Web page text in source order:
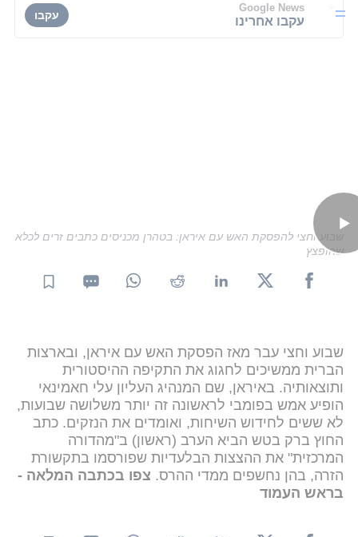
Google News
עקבו אחרינו עקבו
שבוע וחצי להפסקת האש עם איראן: בטהרן מכניסים כתבים זרים לכלא
שהופצץ
שבוע וחצי עבר מאז הפסקת האש עם איראן, ובארצות
הברית ממשיכים לחגוג את התקיפה ההיסטורית
ותוצאותיה. באיראן, שם המנהיג העליון עלי חאמינאי
הופיע אמש בפומבי לראשונה זה יותר משלושה שבועות,
לא ששים לחידוש השיחות, ואומדים את הנזקים. כתב
החוץ ברק בטש הביא הערב (ראשון) ב"מהדורה
המרכזית" את ההצצות הבלעדיות שפורסמו בתקשורת
הזרה, בהן נחשפים ממדי ההרס. צפו בכתבה המלאה -
בראש העמוד